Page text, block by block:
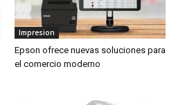
Impresion
Epson ofrece nuevas soluciones para
el comercio moderno